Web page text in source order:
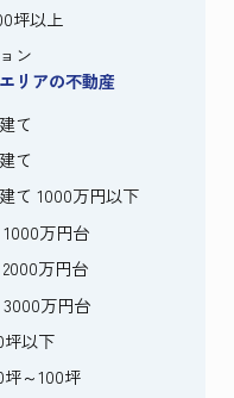
坪以上
ン
リアの不動産
て
て
て 1000万円以下
万円台
万円台
万円台
坪以下
～100坪